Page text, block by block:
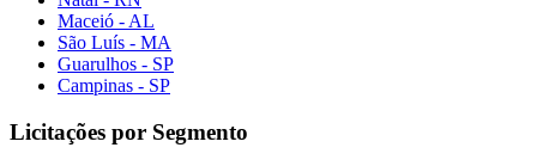
Maceió - AL
São Luís - MA
Guarulhos - SP
Campinas - SP
Licitações por Segmento